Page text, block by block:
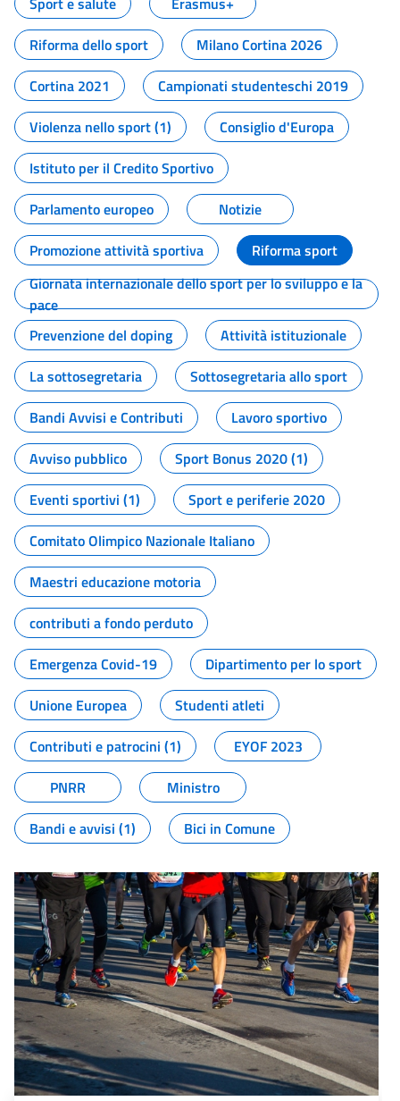
Riforma dello sport
Milano Cortina 2026
Cortina 2021
Campionati studenteschi 2019
Violenza nello sport (1)
Consiglio d'Europa
Istituto per il Credito Sportivo
Parlamento europeo
Notizie
Promozione attività sportiva
Riforma sport
Giornata internazionale dello sport per lo sviluppo e la
pace
Prevenzione del doping
Attività istituzionale
La sottosegretaria
Sottosegretaria allo sport
Bandi Avvisi e Contributi
Lavoro sportivo
Avviso pubblico
Sport Bonus 2020 (1)
Eventi sportivi (1)
Sport e periferie 2020
Comitato Olimpico Nazionale Italiano
Maestri educazione motoria
contributi a fondo perduto
Emergenza Covid-19
Dipartimento per lo sport
Unione Europea
Studenti atleti
Contributi e patrocini (1)
EYOF 2023
PNRR
Ministro
Bandi e avvisi (1)
Bici in Comune